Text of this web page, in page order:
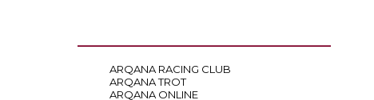
ARQANA RACING CLUB
ARQANA TROT
ARQANA ONLINE